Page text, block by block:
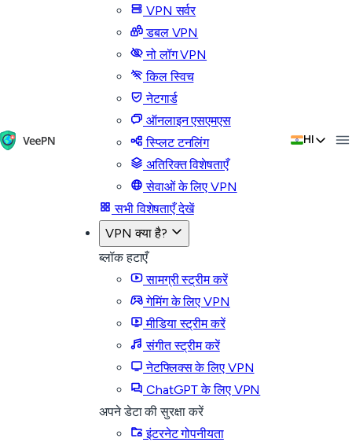
VPN सर्वर
डबल VPN
नो लॉग VPN
किल स्विच
नेटगार्ड
ऑनलाइन एसएमएस
स्प्लिट टनलिंग
अतिरिक्त विशेषताएँ
सेवाओं के लिए VPN
सभी विशेषताएँ देखें
VPN क्या है?
ब्लॉक हटाएँ
सामग्री स्ट्रीम करें
गेमिंग के लिए VPN
मीडिया स्ट्रीम करें
संगीत स्ट्रीम करें
नेटफ्लिक्स के लिए VPN
ChatGPT के लिए VPN
अपने डेटा की सुरक्षा करें
इंटरनेट गोपनीयता
HI